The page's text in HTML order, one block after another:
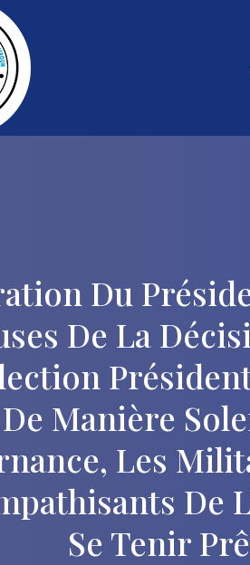
Du
De La
Manière
Les
De
Se Tenir